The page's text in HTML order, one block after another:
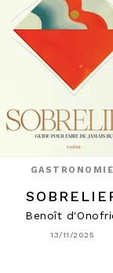
Benoît
13/11/2025